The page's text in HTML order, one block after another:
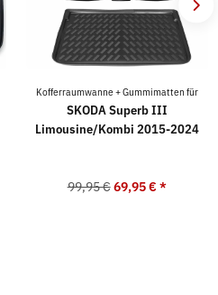
Kofferraumwanne + Gummimatten für
SKODA Superb III
Limousine/Kombi 2015-2024
99,95 € 69,95 €*